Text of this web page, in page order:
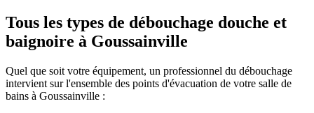
Tous les types de débouchage douche et
baignoire à Goussainville
Quel que soit votre équipement, un professionnel du débouchage
intervient sur l'ensemble des points d'évacuation de votre salle de
bains à Goussainville :